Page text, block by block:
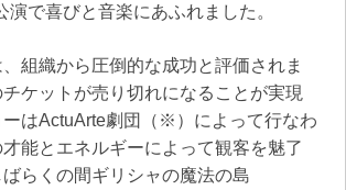
演で喜びと音楽にあふれました。
組織から圧倒的な成功と評価されま
ケットが売り切れになることが実現
ーはActuArte劇団（※）によって行なわ
能とエネルギーによって観客を魅了
らくの間ギリシャの魔法の島